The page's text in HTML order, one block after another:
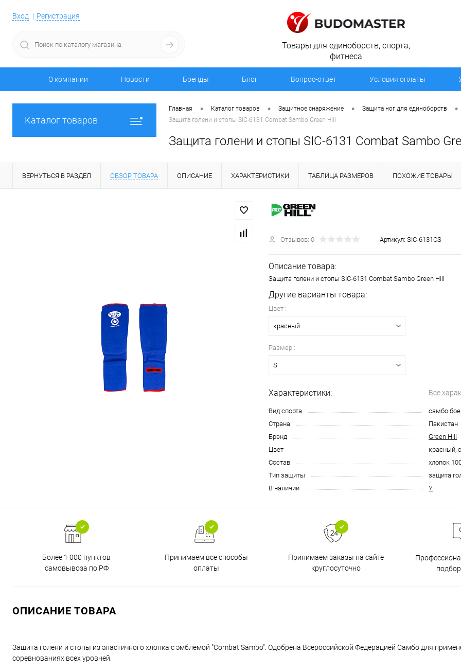
Вход Регистрация
Товары для единоборств, спорта,
фитнеса
О компании Новости Бренды Блог Вопрос-ответ Условия оплаты
Каталог товаров
Главная • Каталог товаров • Защитное снаряжение • Защита ног для единоборств •
Защита голени и стопы SIC-6131 Combat Sambo Green Hill
Защита голени и стопы SIC-6131 Combat Sambo
ВЕРНУТЬСЯ В РАЗДЕЛ ОБЗОР ТОВАРА ОПИСАНИЕ ХАРАКТЕРИСТИКИ ТАБЛИЦА РАЗМЕРОВ ПОХОЖИЕ ТОВАРЫ
Отзывов: 0 Артикул: SIC-6131CS
Описание товара:
Защита голени и стопы SIC-6131 Combat Sambo Green Hill
Другие варианты товара:
Цвет :
красный
Размер :
S
Характеристики: Все
Вид спорта
самбо
Страна
Пакистан
Брэнд
Green Hill
Цвет
красный,
Состав
хлопок
Тип защиты
защита
В наличии
Y
Более 1 000 пунктов
самовывоза по РФ
Принимаем все способы
оплаты
Принимаем заказы на сайте
круглосуточно
ОПИСАНИЕ ТОВАРА
Защита голени и стопы из эластичного хлопка с эмблемой "Combat Sambo". Одобрена Всероссийской Федерацией Самбо для
соревнованиях всех уровней.